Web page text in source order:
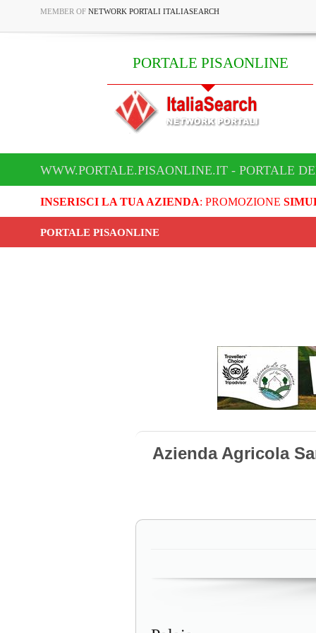
MEMBER OF NETWORK PORTALI ITALIASEARCH
PORTALE PISAONLINE
WWW.PORTALE.PISAONLINE.IT - PORTALE
INSERISCI LA TUA AZIENDA: PROMOZIONE
PORTALE PISAONLINE
Azienda Agricola